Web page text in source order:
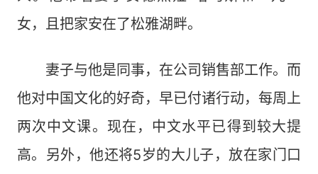
女，且把家安在了松雅湖畔。
妻子与他是同事，在公司销售部工作。而
他对中国文化的好奇，早已付诸行动，每周上
两次中文课。现在，中文水平已得到较大提
高。另外，他还将5岁的大儿子，放在家门口